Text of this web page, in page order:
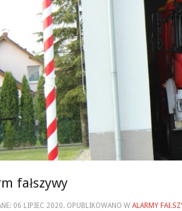
fałszywy
06 LIPIEC 2020. OPUBLIKOWANO W ALARMY